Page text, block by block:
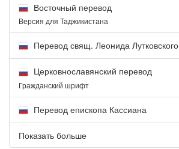
Восточный перевод
Версия для Таджикистана
Перевод свящ. Леонида Лутковского
Церковнославянский перевод
Гражданский шрифт
Перевод епископа Кассиана
Показать больше